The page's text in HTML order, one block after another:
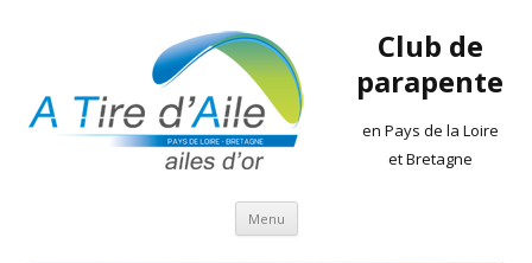
Club de
parapente
en Pays de la Loire
et Bretagne
Menu Aller
contenu